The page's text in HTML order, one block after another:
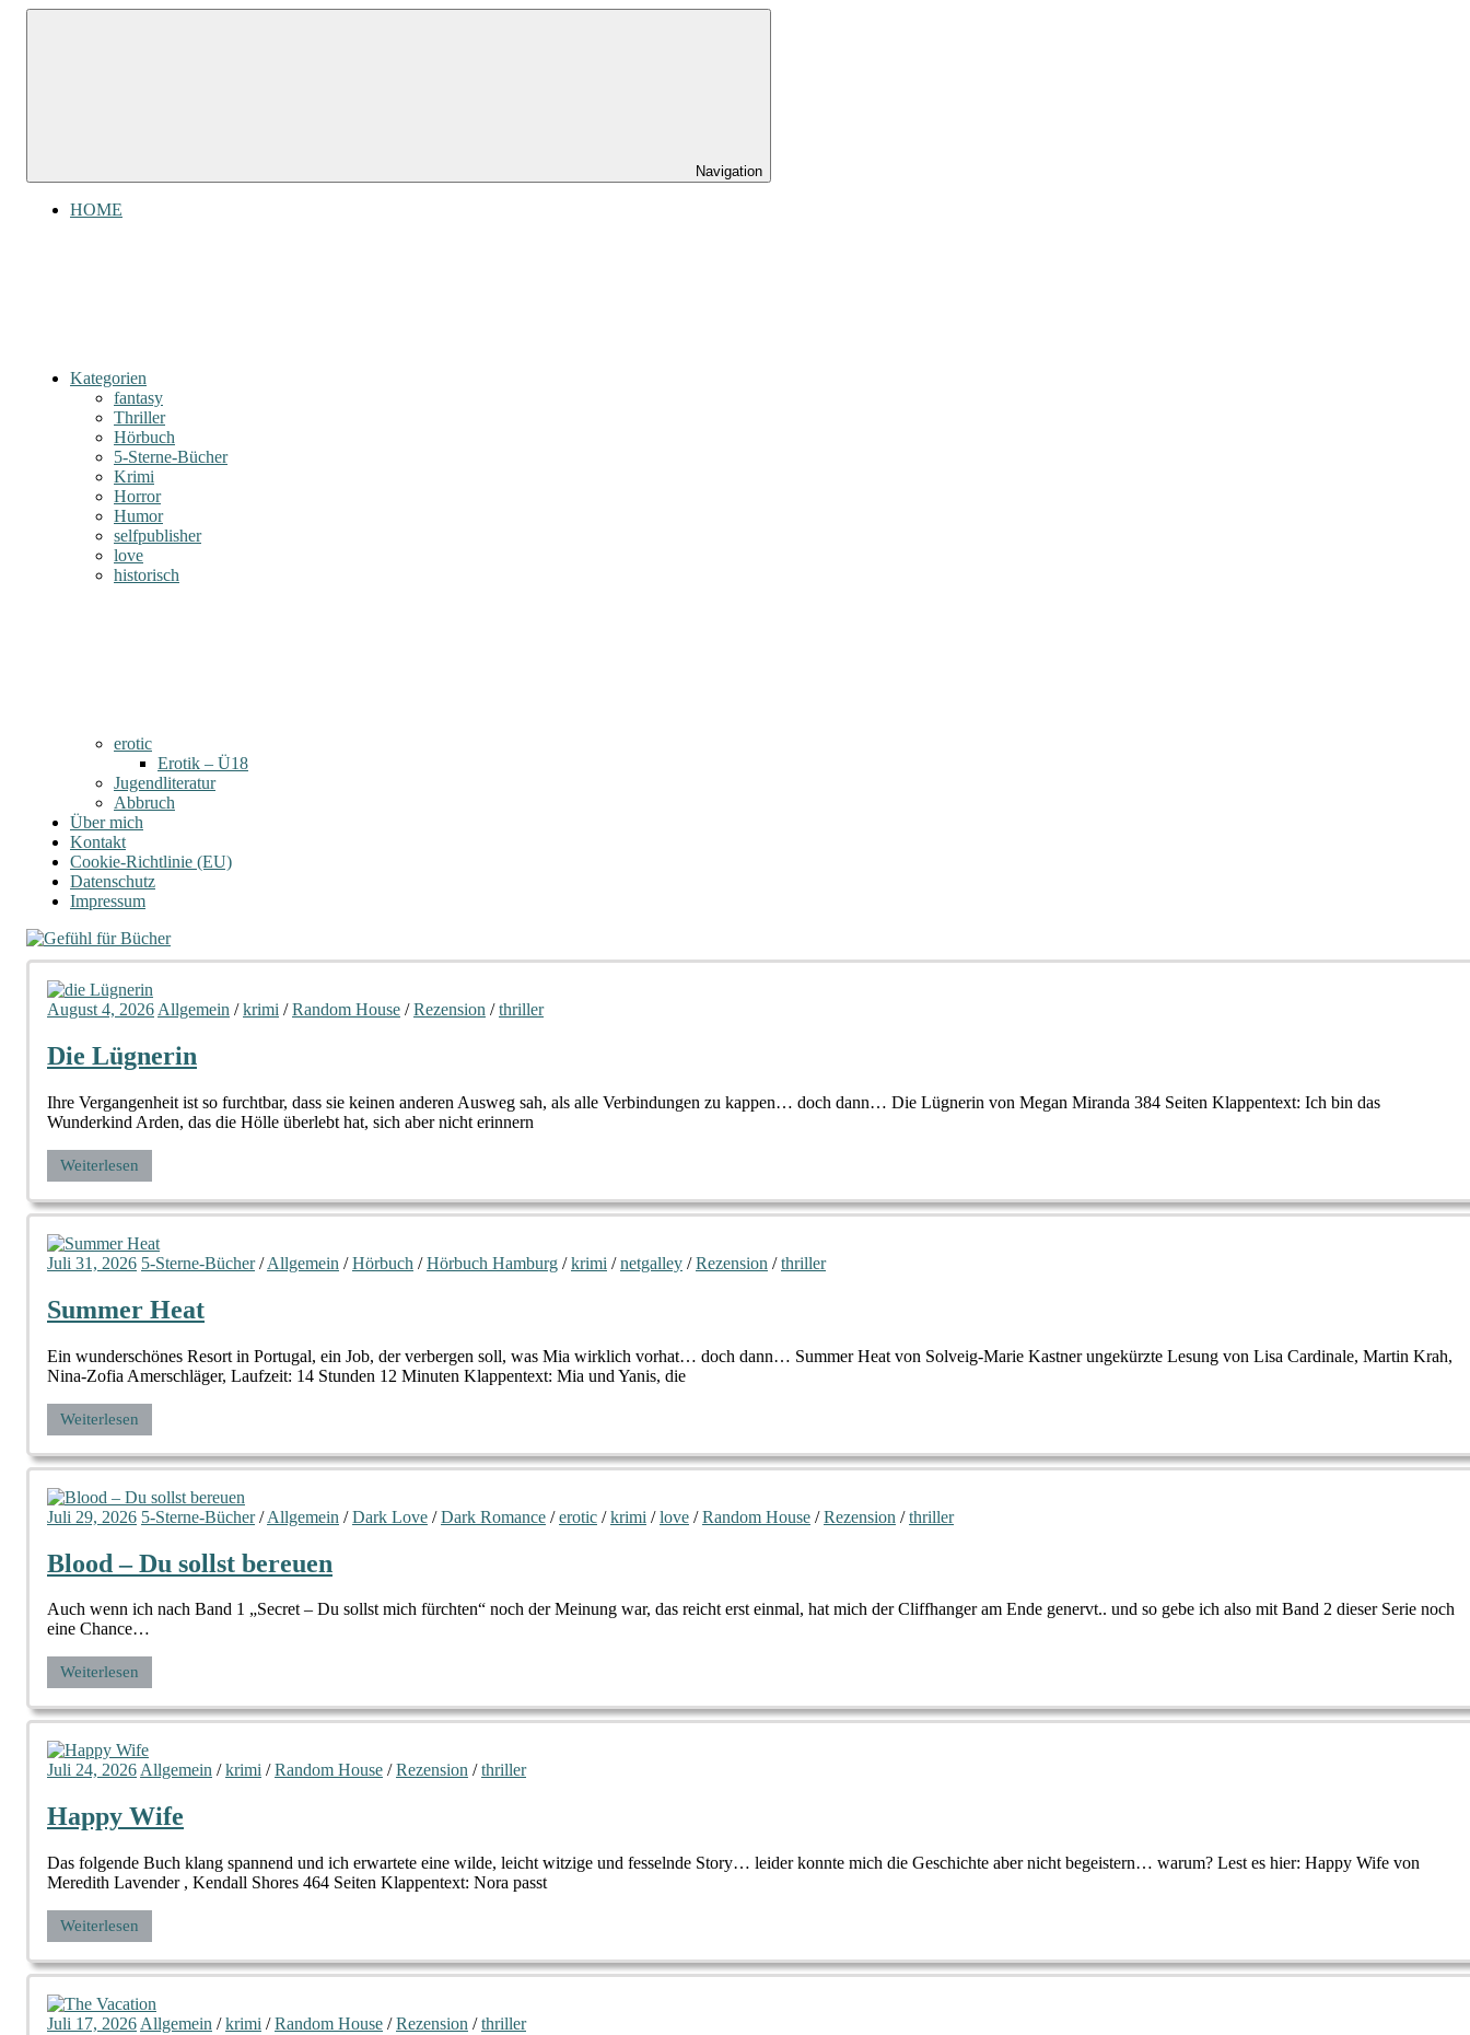
Zum
Navigation
HOME
Kategorien
fantasy
Thriller
Hörbuch
5-Sterne-Bücher
Krimi
Horror
Humor
selfpublisher
love
historisch
erotic
Erotik – Ü18
Jugendliteratur
Abbruch
Über mich
Kontakt
Cookie-Richtlinie (EU)
Datenschutz
Impressum
August 4, 2026 Allgemein /krimi /Random House /Rezension /thriller
Die Lügnerin
Ihre Vergangenheit ist so furchtbar, dass sie keinen anderen Ausweg sah, als alle Verbindungen zu kappen… doch dann… Die Lügnerin von Megan Miranda 384 Seiten Klappentext: Ich bin das
Wunderkind Arden, das die Hölle überlebt hat, sich aber nicht erinnern
Weiterlesen
Juli 31, 2026 5-Sterne-Bücher/Allgemein /Hörbuch /Hörbuch Hamburg /krimi /netgalley /Rezension /thriller
Summer Heat
Ein wunderschönes Resort in Portugal, ein Job, der verbergen soll, was Mia wirklich vorhat… doch dann… Summer Heat von Solveig-Marie Kastner ungekürzte Lesung von Lisa Cardinale, Martin Krah,
Nina-Zofia Amerschläger, Laufzeit: 14 Stunden 12 Minuten Klappentext: Mia und Yanis, die
Weiterlesen
Juli 29, 2026 5-Sterne-Bücher/Allgemein /Dark Love /Dark Romance /erotic /krimi /love /Random House /Rezension /thriller
Blood – Du sollst bereuen
Auch wenn ich nach Band 1 „Secret – Du sollst mich fürchten“ noch der Meinung war, das reicht erst einmal, hat mich der Cliffhanger am Ende genervt.. und so gebe ich also mit Band 2 dieser Serie noch
eine Chance…
Weiterlesen
Juli 24, 2026Allgemein /krimi /Random House /Rezension /thriller
Happy Wife
Das folgende Buch klang spannend und ich erwartete eine wilde, leicht witzige und fesselnde Story… leider konnte mich die Geschichte aber nicht begeistern… warum? Lest es hier: Happy Wife von
Meredith Lavender , Kendall Shores 464 Seiten Klappentext: Nora passt
Weiterlesen
Juli 17, 2026 Allgemein /krimi /Random House /Rezension /thriller